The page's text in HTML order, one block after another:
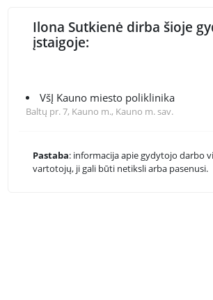
Ilona Sutkienė dirba šioje
įstaigoje:
VšĮ Kauno miesto poliklinika
Baltų pr. 7, Kauno m., Kauno m. sav.
Pastaba: informacija apie gydytojo darbo
vartotojų, ji gali būti netiksli arba pasenusi.